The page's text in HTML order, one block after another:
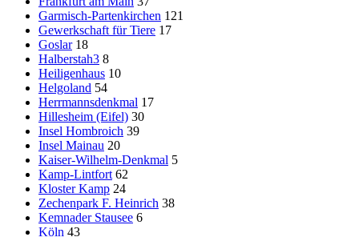
Garmisch-Partenkirchen 121
Gewerkschaft für Tiere 17
Goslar 18
Halberstah3 8
Heiligenhaus 10
Helgoland 54
Herrmannsdenkmal 17
Hillesheim (Eifel) 30
Insel Hombroich 39
Insel Mainau 20
Kaiser-Wilhelm-Denkmal 5
Kamp-Lintfort 62
Kloster Kamp 24
Zechenpark F. Heinrich 38
Kemnader Stausee 6
Köln 43